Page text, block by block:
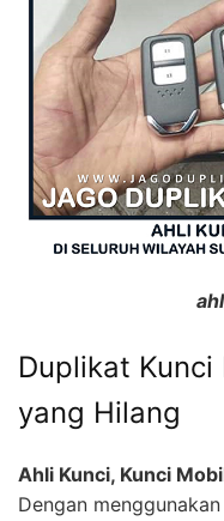
Duplikat
yang Hilang
Ahli Kunci, Kunci
Dengan menggunakan